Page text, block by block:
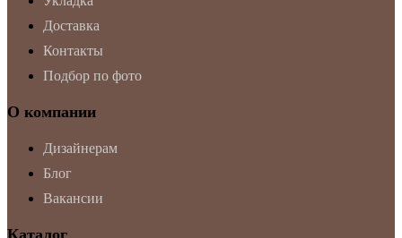
Доставка
Контакты
Подбор по фото
О компании
Дизайнерам
Блог
Вакансии